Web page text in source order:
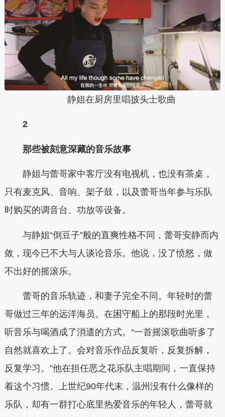
静姐在厨房里唱披头士歌曲
2
那些被刻意深藏的音乐故事
静姐与蕾哥家中客厅没有电视机，也没有茶桌，
只有麦克风、音响、架子鼓，以及蕾哥当年参与乐队
时购买的调音台、功放等设备。
与静姐“倒豆子”般的直爽性格不同，蕾哥安静而内
敛，现今已不大与人谈论音乐。他说，没了愤怒，做
不出好的摇滚乐。
蕾哥的音乐轨迹，和妻子完全不同。年轻时的蕾
哥做过三年的远洋海员。在困守船上的那段时光里，
听音乐与喝酒成了消遣的方式。“一首摇滚歌曲听多了
自然就喜欢上了。会对音乐作品反复听，反复拆解，
反复学习。”他在担任恶之花乐队主唱期间，一直保持
着这个习惯。上世纪90年代末，温州没有什么像样的
乐队，却有一群打心底里热爱音乐的年轻人，蕾哥就